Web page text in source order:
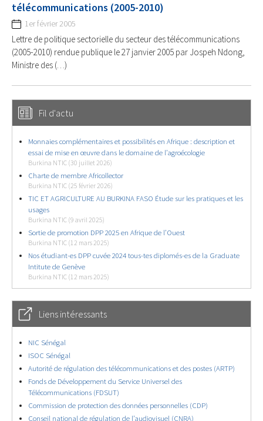
télécommunications (2005-2010)
1er février 2005
Lettre de politique sectorielle du secteur des télécommunications
(2005-2010) rendue publique le 27 janvier 2005 par Jospeh Ndong,
Ministre des (…)
Fil d'actu
Monnaies complémentaires et possibilités en Afrique : description et
essai de mise en œuvre dans le domaine de l’agroécologie
Burkina NTIC (30 juillet 2026)
Charte de membre Africollector
Burkina NTIC (25 février 2026)
TIC ET AGRICULTURE AU BURKINA FASO Étude sur les pratiques et les
usages
Burkina NTIC (9 avril 2025)
Sortie de promotion DPP 2025 en Afrique de l’Ouest
Burkina NTIC (12 mars 2025)
Nos étudiant-es DPP cuvée 2024 tous-tes diplomés-es de la Graduate
Intitute de Genève
Burkina NTIC (12 mars 2025)
Liens intéressants
NIC Sénégal
ISOC Sénégal
Autorité de régulation des télécommunications et des postes (ARTP)
Fonds de Développement du Service Universel des
Télécommunications (FDSUT)
Commission de protection des données personnelles (CDP)
Conseil national de régulation de l’audiovisuel (CNRA)